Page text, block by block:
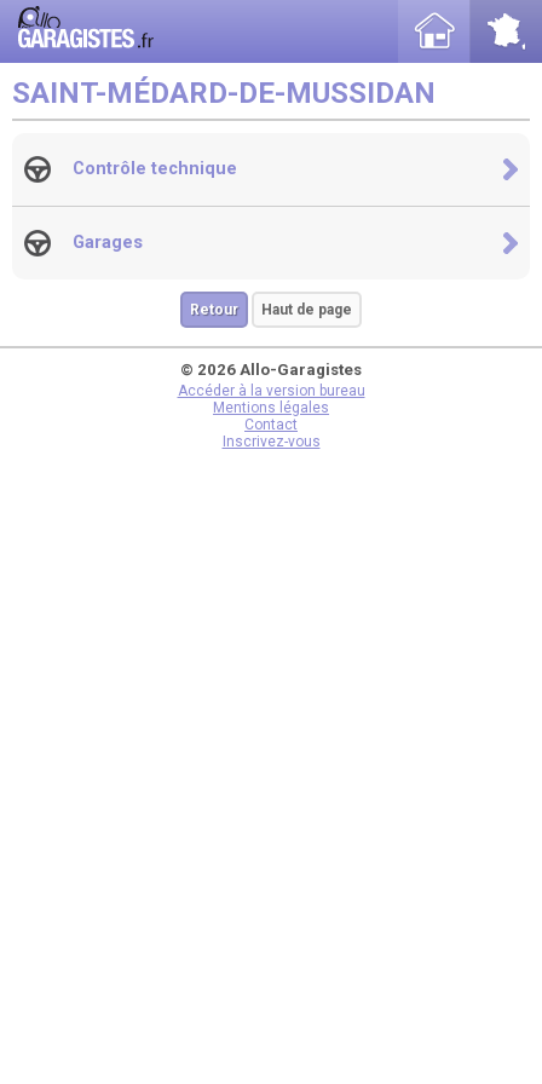
SAINT-MÉDARD-DE-MUSSIDAN
Contrôle technique
Garages
Retour Haut de page
© 2026 Allo-Garagistes
Accéder à la version bureau
Mentions légales
Contact
Inscrivez-vous